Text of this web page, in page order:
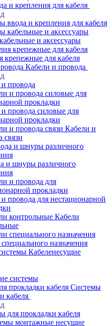
и крепления для кабеля
ввода и крепления для кабеля
и аксессуары
крепежные для кабеля
Кабели и провода
провода
провода силовые для
прокладки
Кабели и
связи
и шнуры различного
провода для нестационарной
Кабели
назначения
Кабеленесущие
системы
Системы
кабеля
для прокладки кабеля